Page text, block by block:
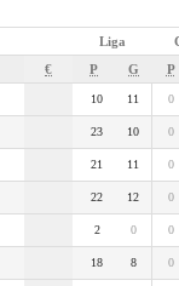
Liga
€ P G P
10 11 0
23 10 0
21 11 0
22 12 0
2 0 0
18 8 0